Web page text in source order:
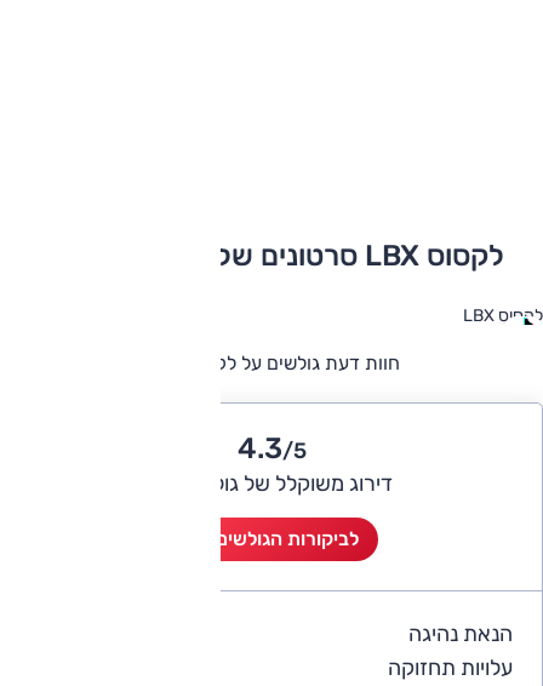
לקסוס LBX סרטונים שלא תרצו לפספס
לקסוס LBX
חוות דעת גולשים על לקסוס LBX
4.3/5
דירוג משוקלל של גולשי אוטו
לביקורות הגולשים (3)
הנאת נהיגה
עלויות תחזוקה